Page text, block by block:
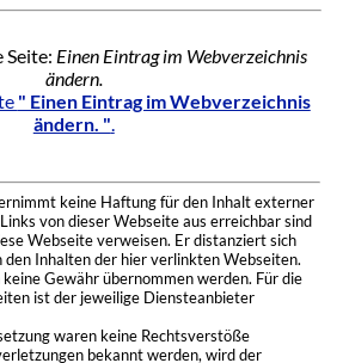
Einen Eintrag im Webverzeichnis
ändern.
" Einen Eintrag im Webverzeichnis
ändern. ".
keine Haftung für den Inhalt externer
von dieser Webseite aus erreichbar sind
Webseite verweisen. Er distanziert sich
den Inhalten der hier verlinkten Webseiten.
Gewähr übernommen werden. Für die
ist der jeweilige Diensteanbieter
waren keine Rechtsverstöße
bekannt werden, wird der